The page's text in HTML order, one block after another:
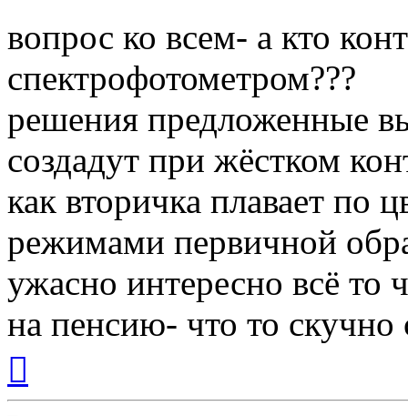
вопрос ко всем- а кто
спектрофотометром???
решения предложенные
создадут при жёстком
как вторичка плавает по
режимами первичной
ужасно интересно всё то
на пенсию- что то скучно
началу